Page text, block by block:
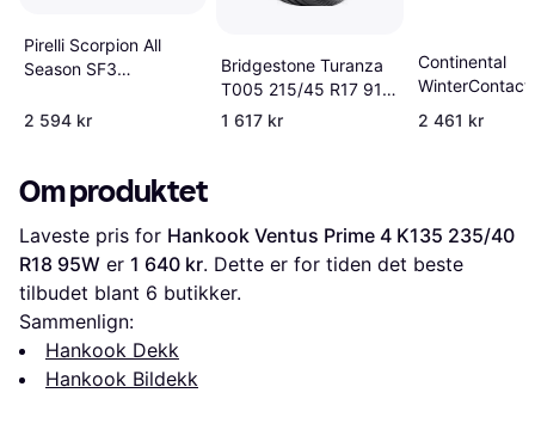
Pirelli Scorpion All
Season SF3
2 594 kr
Bridgestone Turanza
T005 215/45 R17 91W
XL AO
1 617 kr
Continental
WinterContact
P 245/40 R18
2 461 kr
Om produktet
Laveste pris for Hankook Ventus Prime 4 K135 235/40
R18 95W er 1 640 kr. Dette er for tiden det beste
tilbudet blant 6 butikker.
Sammenlign:
Hankook Dekk
Hankook Bildekk